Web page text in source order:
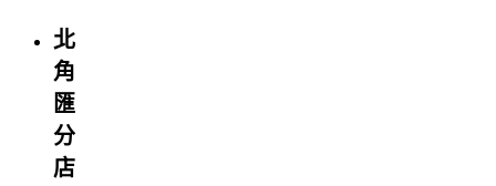
北
角
匯
分
店